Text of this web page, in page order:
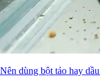
Nên dùng bột tảo hay